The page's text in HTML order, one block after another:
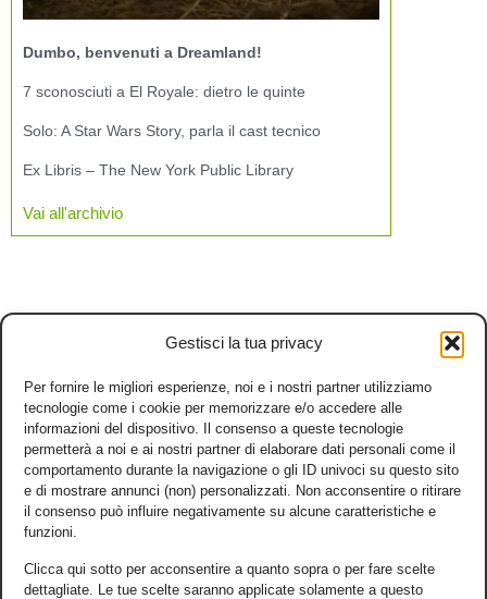
Gestisci la tua privacy
Per fornire le migliori esperienze, noi e i nostri partner utilizziamo
tecnologie come i cookie per memorizzare e/o accedere alle
informazioni del dispositivo. Il consenso a queste tecnologie
permetterà a noi e ai nostri partner di elaborare dati personali come il
comportamento durante la navigazione o gli ID univoci su questo sito
e di mostrare annunci (non) personalizzati. Non acconsentire o ritirare
il consenso può influire negativamente su alcune caratteristiche e
funzioni.
Clicca qui sotto per acconsentire a quanto sopra o per fare scelte
dettagliate. Le tue scelte saranno applicate solamente a questo
Dumbo, benvenuti a Dreamland!
7 sconosciuti a El Royale: dietro le quinte
Solo: A Star Wars Story, parla il cast tecnico
Ex Libris – The New York Public Library
Vai all'archivio